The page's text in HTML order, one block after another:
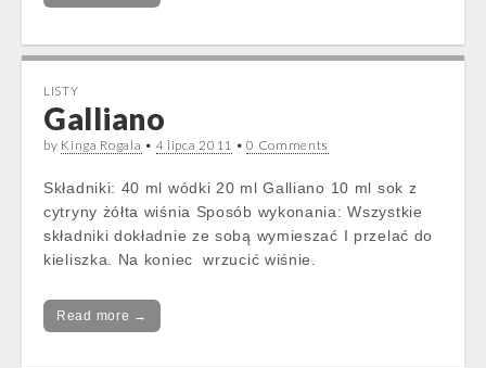
LISTY
Galliano
by Kinga Rogala • 4 lipca 2011 •0 Comments
Składniki: 40 ml wódki 20 ml Galliano 10 ml sok z
cytryny żółta wiśnia Sposób wykonania: Wszystkie
składniki dokładnie ze sobą wymieszać I przelać do
kieliszka. Na koniec wrzucić wiśnie.
Read more →